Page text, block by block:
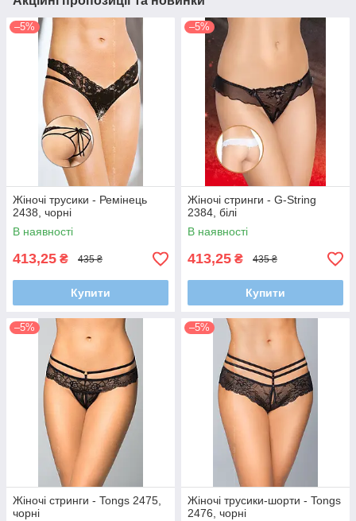
–5%
Жіночі трусики - Ремінець
2438, чорні
В наявності
413,25 ₴ 435 ₴
Купити
–5%
Жіночі стринги - G-String
2384, білі
В наявності
413,25 ₴ 435 ₴
Купити
–5%
Жіночі стринги - Tongs 2475,
чорні
–5%
Жіночі трусики-шорти - Tongs
2476, чорні